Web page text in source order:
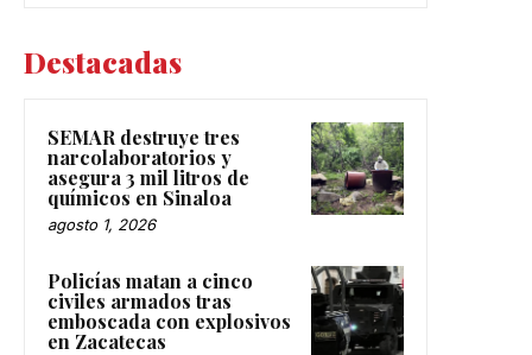
Destacadas
SEMAR destruye tres
narcolaboratorios y
asegura 3 mil litros de
químicos en Sinaloa
agosto 1, 2026
Policías matan a cinco
civiles armados tras
emboscada con explosivos
en Zacatecas